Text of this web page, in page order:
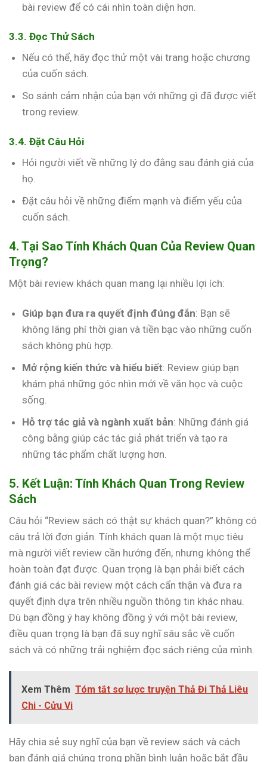
bài review để có cái nhìn toàn diện hơn.
3.3. Đọc Thử Sách
Nếu có thể, hãy đọc thử một vài trang hoặc chương
của cuốn sách.
So sánh cảm nhận của bạn với những gì đã được viết
trong review.
3.4. Đặt Câu Hỏi
Hỏi người viết về những lý do đằng sau đánh giá của
họ.
Đặt câu hỏi về những điểm mạnh và điểm yếu của
cuốn sách.
4. Tại Sao Tính Khách Quan Của Review Quan
Trọng?
Một bài review khách quan mang lại nhiều lợi ích:
Giúp bạn đưa ra quyết định đúng đắn: Bạn sẽ
không lãng phí thời gian và tiền bạc vào những cuốn
sách không phù hợp.
Mở rộng kiến thức và hiểu biết: Review giúp bạn
khám phá những góc nhìn mới về văn học và cuộc
sống.
Hỗ trợ tác giả và ngành xuất bản: Những đánh giá
công bằng giúp các tác giả phát triển và tạo ra
những tác phẩm chất lượng hơn.
5. Kết Luận: Tính Khách Quan Trong Review
Sách
Câu hỏi “Review sách có thật sự khách quan?” không có
câu trả lời đơn giản. Tính khách quan là một mục tiêu
mà người viết review cần hướng đến, nhưng không thể
hoàn toàn đạt được. Quan trọng là bạn phải biết cách
đánh giá các bài review một cách cẩn thận và đưa ra
quyết định dựa trên nhiều nguồn thông tin khác nhau.
Dù bạn đồng ý hay không đồng ý với một bài review,
điều quan trọng là bạn đã suy nghĩ sâu sắc về cuốn
sách và có những trải nghiệm đọc sách riêng của mình.
Xem Thêm Tóm tắt sơ lược truyện Thả Đi Thả Liêu
Chi - Cửu Vi
Hãy chia sẻ suy nghĩ của bạn về review sách và cách
bạn đánh giá chúng trong phần bình luận hoặc bắt đầu